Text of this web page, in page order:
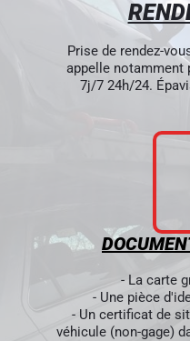
Prise de rendez-
appelle notamment
7j/7 24h/24.
- La carte
- Une pièce
- Un certificat de
véhicule (non-gage)